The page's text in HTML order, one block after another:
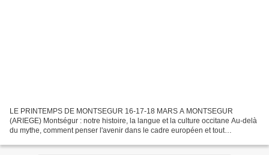
LE PRINTEMPS DE MONTSEGUR 16-17-18 MARS A MONTSEGUR
(ARIEGE) Montségur : notre histoire, la langue et la culture occitane Au-delà
du mythe, comment penser l'avenir dans le cadre européen et tout